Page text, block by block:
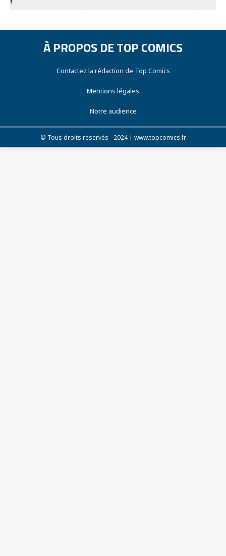
À PROPOS DE TOP COMICS
Contactez la rédaction de Top Comics
Mentions légales
Notre audience
© Tous droits réservés - 2024 | www.topcomics.fr